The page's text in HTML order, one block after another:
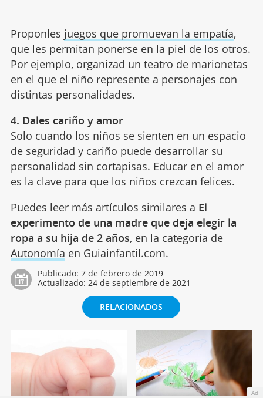
Proponles juegos que promuevan la empatía,
que les permitan ponerse en la piel de los otros.
Por ejemplo, organizad un teatro de marionetas
en el que el niño represente a personajes con
distintas personalidades.
4. Dales cariño y amor
Solo cuando los niños se sienten en un espacio
de seguridad y cariño puede desarrollar su
personalidad sin cortapisas. Educar en el amor
es la clave para que los niños crezcan felices.
Puedes leer más artículos similares a El
experimento de una madre que deja elegir la
ropa a su hija de 2 años, en la categoría de
Autonomía en Guiainfantil.com.
Publicado: 7 de febrero de 2019
Actualizado: 24 de septiembre de 2021
RELACIONADOS
Ad